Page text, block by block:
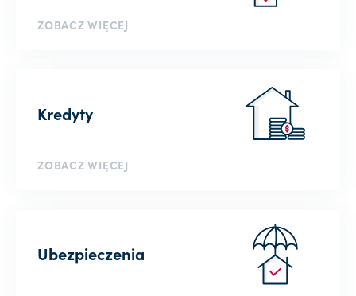
ZOBACZ WIĘCEJ
Kredyty
ZOBACZ WIĘCEJ
Ubezpieczenia